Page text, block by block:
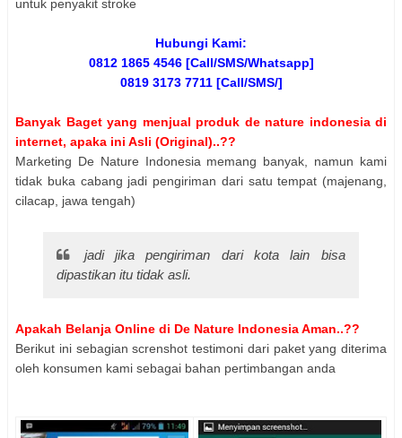
untuk penyakit stroke
Hubungi Kami:
0812 1865 4546 [Call/SMS/Whatsapp]
0819 3173 7711 [Call/SMS/]
Banyak Baget yang menjual produk de nature indonesia di
internet, apaka ini Asli (Original)..??
Marketing De Nature Indonesia memang banyak, namun kami
tidak buka cabang jadi pengiriman dari satu tempat (majenang,
cilacap, jawa tengah)
jadi jika pengiriman dari kota lain bisa
dipastikan itu tidak asli.
Apakah Belanja Online di De Nature Indonesia Aman..??
Berikut ini sebagian screnshot testimoni dari paket yang diterima
oleh konsumen kami sebagai bahan pertimbangan anda